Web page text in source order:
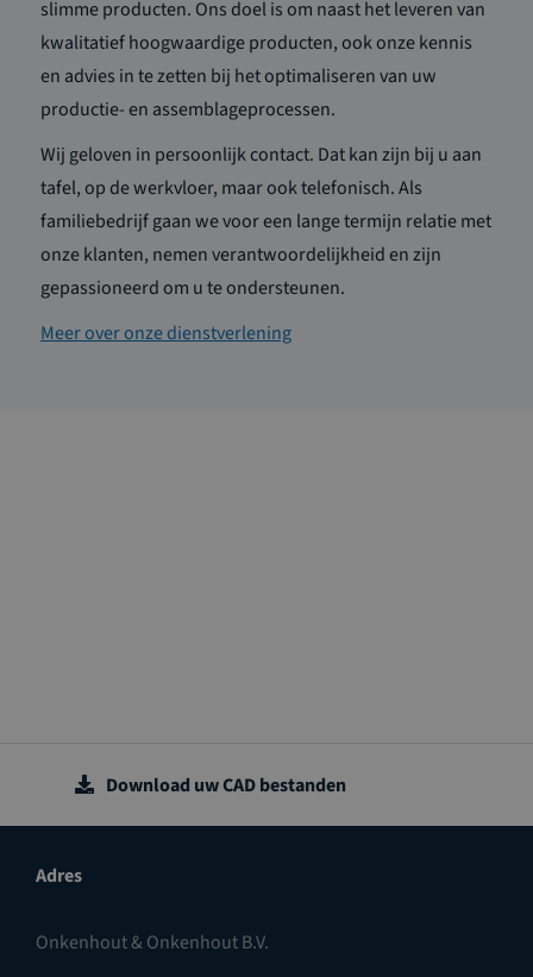
slimme producten. Ons doel is om naast het leveren van
kwalitatief hoogwaardige producten, ook onze kennis
en advies in te zetten bij het optimaliseren van uw
productie- en assemblageprocessen.
Wij geloven in persoonlijk contact. Dat kan zijn bij u aan
tafel, op de werkvloer, maar ook telefonisch. Als
familiebedrijf gaan we voor een lange termijn relatie met
onze klanten, nemen verantwoordelijkheid en zijn
gepassioneerd om u te ondersteunen.
Meer over onze dienstverlening
Download uw CAD bestanden
Adres
Onkenhout & Onkenhout B.V.